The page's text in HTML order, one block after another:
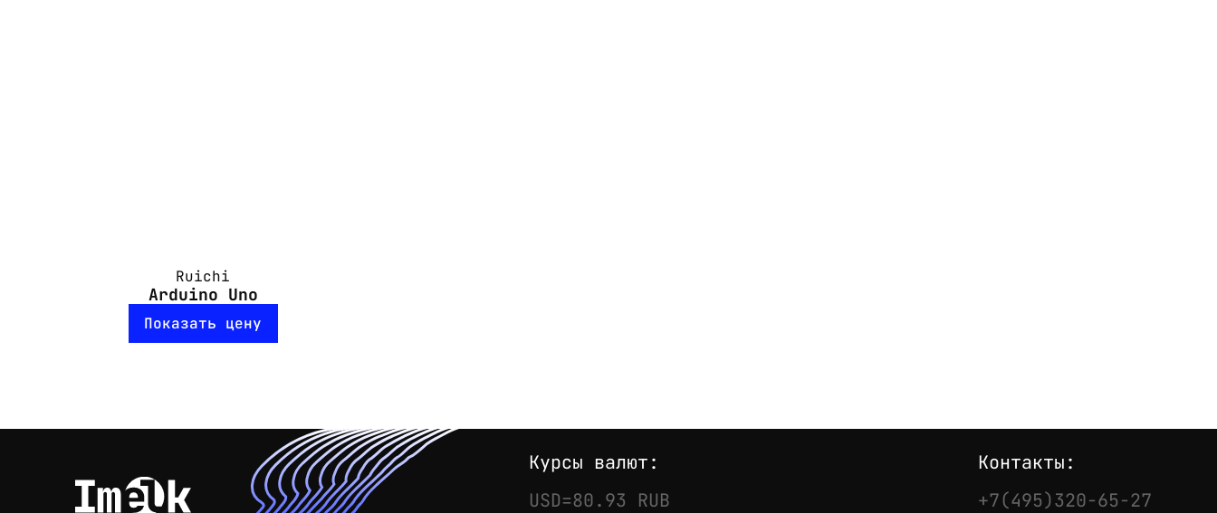
Ruichi
Arduino Uno
Показать цену
Курсы валют:
USD=80.93 RUB
Контакты:
+7(495)320-65-27